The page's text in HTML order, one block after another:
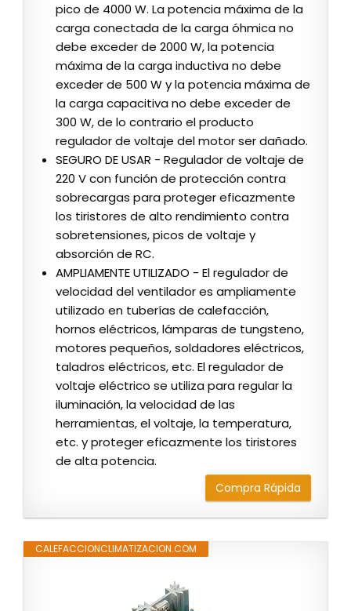
pico de 4000 W. La potencia máxima de la
carga conectada de la carga óhmica no
debe exceder de 2000 W, la potencia
máxima de la carga inductiva no debe
exceder de 500 W y la potencia máxima de
la carga capacitiva no debe exceder de
300 W, de lo contrario el producto
regulador de voltaje del motor ser dañado.
SEGURO DE USAR - Regulador de voltaje de
220 V con función de protección contra
sobrecargas para proteger eficazmente
los tiristores de alto rendimiento contra
sobretensiones, picos de voltaje y
absorción de RC.
AMPLIAMENTE UTILIZADO - El regulador de
velocidad del ventilador es ampliamente
utilizado en tuberías de calefacción,
hornos eléctricos, lámparas de tungsteno,
motores pequeños, soldadores eléctricos,
taladros eléctricos, etc. El regulador de
voltaje eléctrico se utiliza para regular la
iluminación, la velocidad de las
herramientas, el voltaje, la temperatura,
etc. y proteger eficazmente los tiristores
de alta potencia.
Compra Rápida
CALEFACCIONCLIMATIZACION.COM